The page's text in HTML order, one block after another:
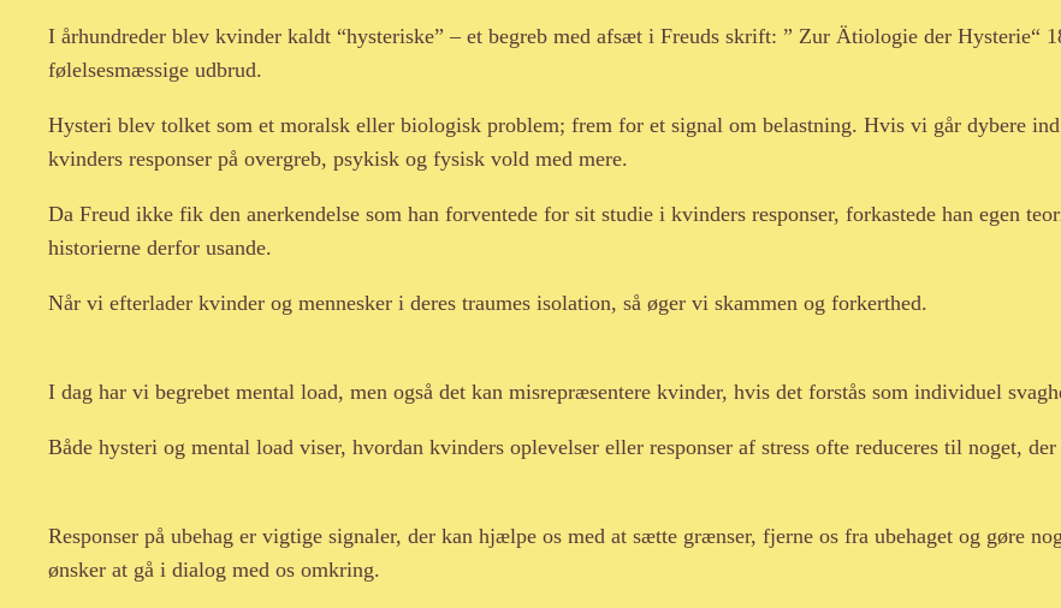
I århundreder blev kvinder kaldt “hysteriske” – et begreb med afsæt i Freuds skrift: ” Zur Ätiologie der Hysterie“
følelsesmæssige udbrud.
Hysteri blev tolket som et moralsk eller biologisk problem; frem for et signal om belastning. Hvis vi går dybere
kvinders responser på overgreb, psykisk og fysisk vold med mere.
Da Freud ikke fik den anerkendelse som han forventede for sit studie i kvinders responser, forkastede han egen
historierne derfor usande.
Når vi efterlader kvinder og mennesker i deres traumes isolation, så øger vi skammen og forkerthed.
I dag har vi begrebet mental load, men også det kan misrepræsentere kvinder, hvis det forstås som individuel
Både hysteri og mental load viser, hvordan kvinders oplevelser eller responser af stress ofte reduceres til noget,
Responser på ubehag er vigtige signaler, der kan hjælpe os med at sætte grænser, fjerne os fra ubehaget og gøre
ønsker at gå i dialog med os omkring.